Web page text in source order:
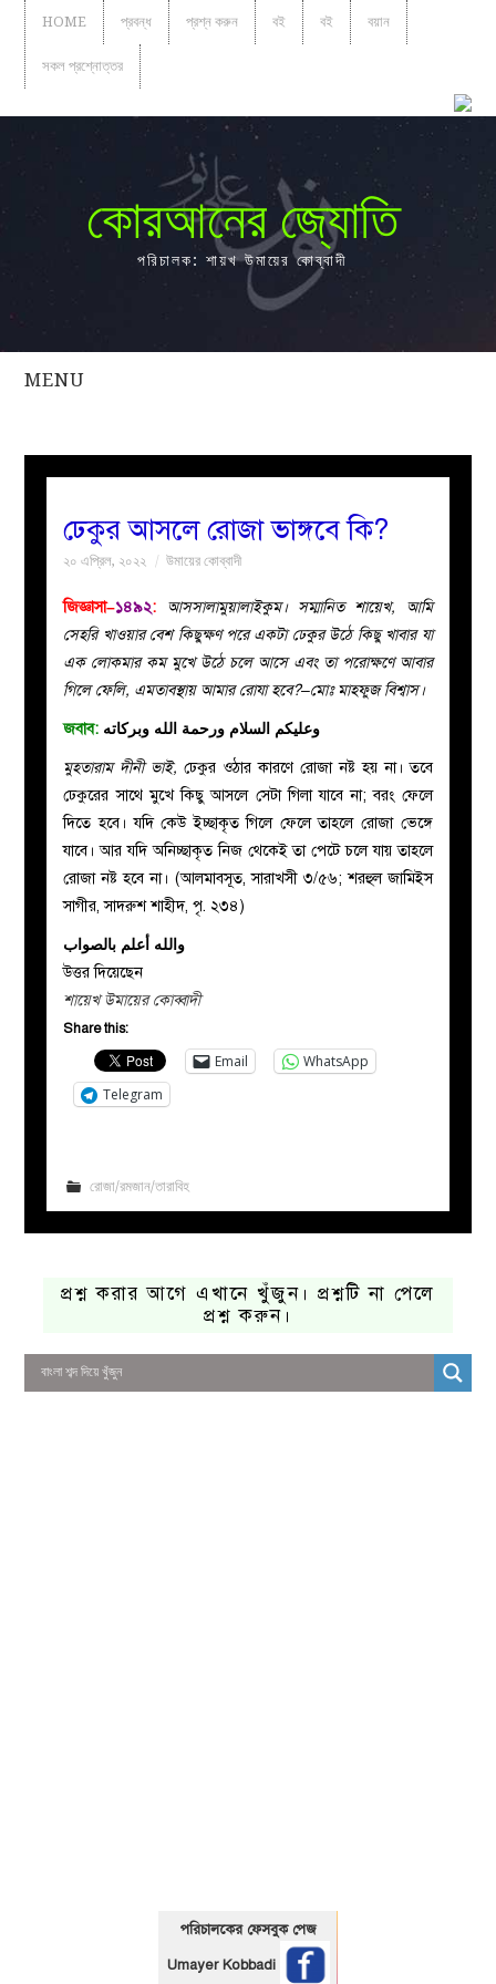
HOME প্রবন্ধ প্রশ্ন করুন বই বই বয়ান
সকল প্রশ্নোত্তর
কোরআনের জ্যোতি
পরিচালক: শায়খ উমায়ের কোব্বাদী
MENU
সকল
নারীদের
পাতা
ইসলাহী
মজলিস
প্রশ্ন
করুন
ঢেকুর আসলে রোজা ভাঙ্গবে কি?
২০ এপ্রিল, ২০২২ উমায়ের কোব্বাদী
জিজ্ঞাসা–১৪৯২: আসসালামুয়ালাইকুম। সম্মানিত শায়েখ, আমি
সেহরি খাওয়ার বেশ কিছুক্ষণ পরে একটা ঢেকুর উঠে কিছু খাবার যা
এক লোকমার কম মুখে উঠে চলে আসে এবং তা পরোক্ষণে আবার
গিলে ফেলি, এমতাবস্থায় আমার রোযা হবে?–মোঃ মাহফুজ বিশ্বাস।
জবাব: وعليكم السلام ورحمة الله وبركاته
মুহতারাম দীনী ভাই, ঢেকুর ওঠার কারণে রোজা নষ্ট হয় না। তবে
ঢেকুরের সাথে মুখে কিছু আসলে সেটা গিলা যাবে না; বরং ফেলে
দিতে হবে। যদি কেউ ইচ্ছাকৃত গিলে ফেলে তাহলে রোজা ভেঙ্গে
যাবে। আর যদি অনিচ্ছাকৃতনিজ থেকেই তা পেটে চলে যায়তাহলে
রোজা নষ্ট হবে না। (আলমাবসূত,সারাখসী ৩/৫৬;শরহুল জামিইস
সাগীর,সাদরুশ শাহীদ,পৃ. ২৩৪)
والله أعلم بالصواب
উত্তর দিয়েছেন
শায়েখ উমায়ের কোব্বাদী
Share this:
Email
WhatsApp
Telegram
রোজা/রমজান/তারাবিহ
প্রশ্ন করার আগে এখানে খুঁজুন। প্রশ্নটি না পেলে
প্রশ্ন করুন।
পরিচালকের ফেসবুক পেজ
Umayer Kobbadi